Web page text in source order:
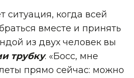
ситуация, когда всей
вместе и принять
из двух человек вы
трубку. «Босс, мне
прямо сейчас: можно